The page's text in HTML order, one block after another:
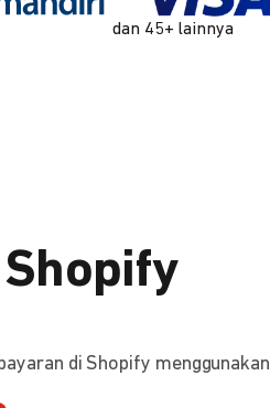
dan 45+ lainnya
di Shopify menggunakan